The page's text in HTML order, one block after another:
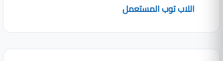
اللاب توب المستعمل